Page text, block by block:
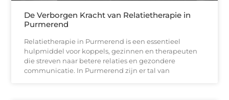
De Verborgen Kracht van Relatietherapie in
Purmerend
Relatietherapie in Purmerend is een essentieel
hulpmiddel voor koppels, gezinnen en therapeuten
die streven naar betere relaties en gezondere
communicatie. In Purmerend zijn er tal van